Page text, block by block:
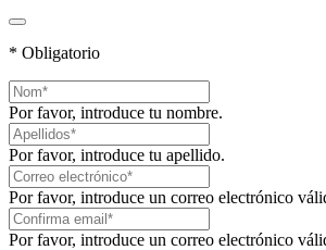
* Obligatorio
Por favor, introduce tu nombre.
Por favor, introduce tu apellido.
Por favor, introduce un correo electrónico
Por favor, introduce un correo electrónico